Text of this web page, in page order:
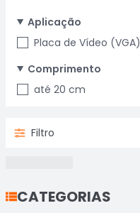
Aplicação
Placa de Vídeo (VGA)
Comprimento
até 20 cm
Filtro
CATEGORIAS